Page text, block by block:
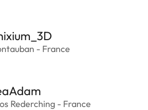
- France
Rederching - France